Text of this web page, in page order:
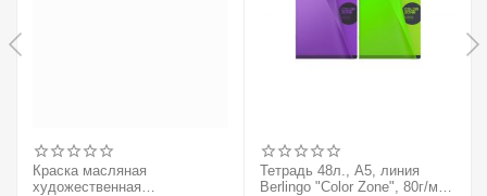
Краска масляная
художественная
Тетрадь 48л., А5, линия
Berlingo "Color Zone", 80г/м2,